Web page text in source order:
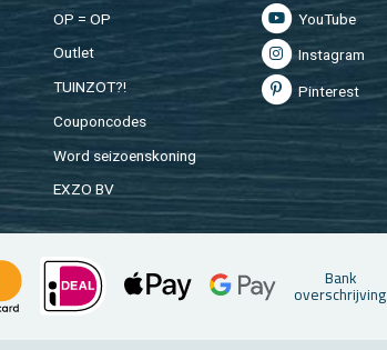
OP = OP
Out­let
TUIN­ZOT?!
Cou­pon­co­des
Word sei­zoens­ko­ning
EXZO BV
You­Tu­be
In­st­agram
Pin­te­rest
Bank
over­schrij­ving